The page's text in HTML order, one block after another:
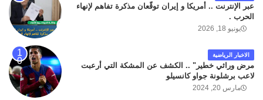
عبر الإنترنت .. أمريكا و إيران توقّعان مذكرة تفاهم لإنهاء
الحرب .
يونيو 18, 2026
الاخبار الرياضية
مرض وراثي خطير" .. الكشف عن المشكة التي أرعبت
لاعب برشلونة جواو كانسيلو
مارس 20, 2024